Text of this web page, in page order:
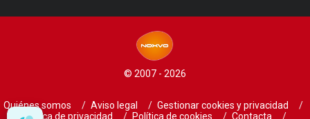
© 2007 - 2026
Quiénes somos Aviso legal
Gestionar cookies y privacidad
Política de privacidad
Política de cookies Contacta